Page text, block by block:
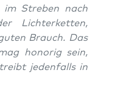
im Stre­ben nach
Lich­ter­ket­ten,
Brauch. Das
hono­rig sein,
jeden­falls in